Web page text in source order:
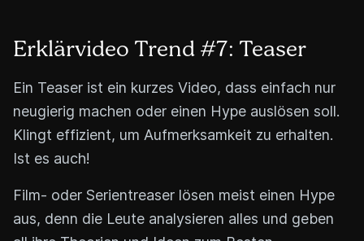
Erklärvideo Trend #7: Teaser
Ein Teaser ist ein kurzes Video, dass einfach nur
neugierig machen oder einen Hype auslösen soll.
Klingt effizient, um Aufmerksamkeit zu erhalten.
Ist es auch!
Film- oder Serientreaser lösen meist einen Hype
aus, denn die Leute analysieren alles und geben